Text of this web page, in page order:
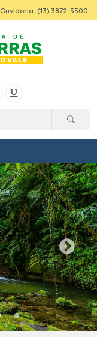
Ouvidoria: (13) 3872-5500